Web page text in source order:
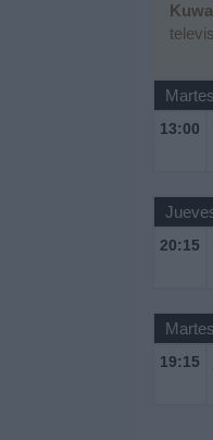
13:00
20:15
19:15